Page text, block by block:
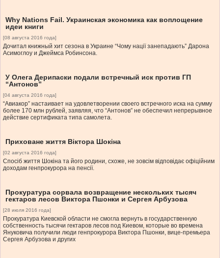
Why Nations Fail. Украинская экономика как воплощение
идеи книги
[08 августа 2016 года]
Дочитал книжный хит сезона в Украине “Чому нації занепадають” Дарона
Асимоглоу и Джеймса Робинсона.
У Олега Дерипаски подали встречный иск против ГП
“Антонов”
[04 августа 2016 года]
“Авиакор” настаивает на удовлетворении своего встречного иска на сумму
более 170 млн рублей, заявляя, что “Антонов” не обеспечил непрерывное
действие сертификата типа самолета.
Приховане життя Віктора Шокіна
[02 августа 2016 года]
Спосіб життя Шокіна та його родини, схоже, не зовсім відповідає офіційним
доходам генпрокурора на пенсії.
Прокуратура сорвала возвращение нескольких тысяч
гектаров лесов Виктора Пшонки и Сергея Арбузова
[28 июля 2016 года]
Прокуратура Киевской области не смогла вернуть в государственную
собственность тысячи гектаров лесов под Киевом, которые во времена
Януковича получили люди генпрокурора Виктора Пшонки, вице-премьера
Сергея Арбузова и других